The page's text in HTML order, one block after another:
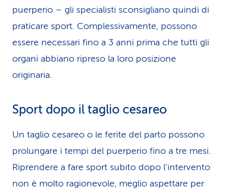
puerperio – gli specialisti sconsigliano quindi di
praticare sport. Complessivamente, possono
essere necessari fino a 3 anni prima che tutti gli
organi abbiano ripreso la loro posizione
originaria.
Sport dopo il taglio cesareo
Un taglio cesareo o le ferite del parto possono
prolungare i tempi del puerperio fino a tre mesi.
Riprendere a fare sport subito dopo l’intervento
non è molto ragionevole, meglio aspettare per